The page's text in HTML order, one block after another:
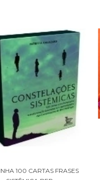
100 CARTAS FRASES